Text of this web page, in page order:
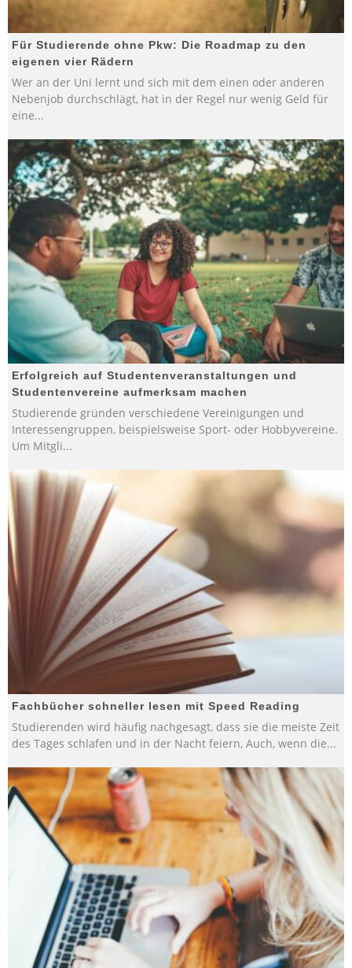
Für Studierende ohne Pkw: Die Roadmap zu den
eigenen vier Rädern
Wer an der Uni lernt und sich mit dem einen oder anderen
Nebenjob durchschlägt, hat in der Regel nur wenig Geld für
eine...
Erfolgreich auf Studentenveranstaltungen und
Studentenvereine aufmerksam machen
Studierende gründen verschiedene Vereinigungen und
Interessengruppen, beispielsweise Sport- oder Hobbyvereine.
Um Mitgli...
Fachbücher schneller lesen mit Speed Reading
Studierenden wird häufig nachgesagt, dass sie die meiste Zeit
des Tages schlafen und in der Nacht feiern, Auch, wenn die...